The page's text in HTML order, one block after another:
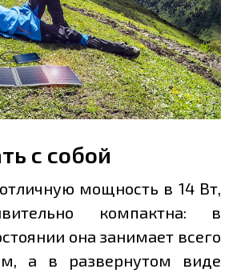
с собой
мощность в 14 Вт,
компактна: в
она занимает всего
а в развернутом виде